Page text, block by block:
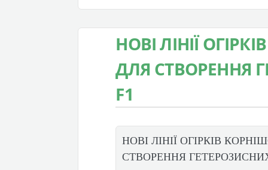
НОВІ ЛІНІЇ
ДЛЯ СТВОРЕННЯ
F1
НОВІ ЛІНІЇ ОГІРКІВ
СТВОРЕННЯ ГЕТЕРОЗИСНИХ